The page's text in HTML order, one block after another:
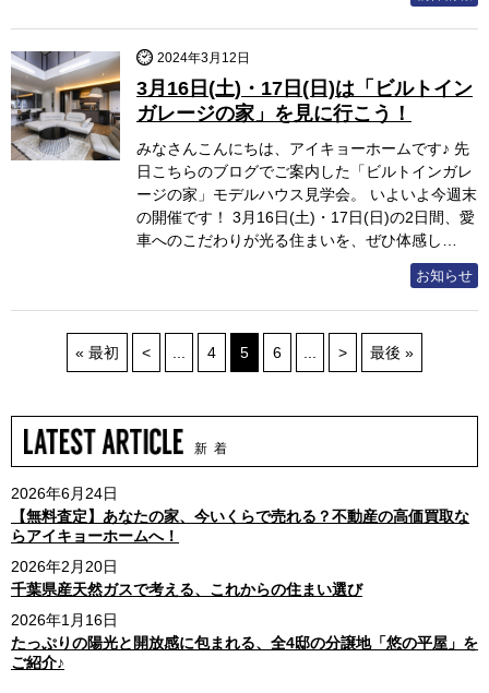
2024年3月12日
3月16日(土)・17日(日)は「ビルトイン
ガレージの家」を見に行こう！
みなさんこんにちは、アイキョーホームです♪ 先
日こちらのブログでご案内した「ビルトインガレ
ージの家」モデルハウス見学会。 いよいよ今週末
の開催です！ 3月16日(土)・17日(日)の2日間、愛
車へのこだわりが光る住まいを、ぜひ体感し…
お知らせ
« 最初 < ... 4 5 6 ... > 最後 »
新 着
2026年6月24日
【無料査定】あなたの家、今いくらで売れる？不動産の高価買取な
らアイキョーホームへ！
2026年2月20日
千葉県産天然ガスで考える、これからの住まい選び
2026年1月16日
たっぷりの陽光と開放感に包まれる、全4邸の分譲地「悠の平屋」を
ご紹介♪